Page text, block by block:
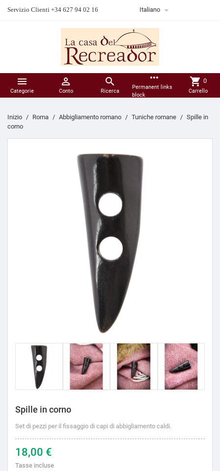
Servizio Clienti +34 627 94 02 16 Italiano 

Categorie

Conto

Ricerca
more_horiz
Permanent links
block
shopping_cart 0
Carrello
Inizio Roma Abbigliamento romano Tuniche romane
Spille in
corno
Spille in corno
Set di pezzi per il fissaggio di capi di abbigliamento caldi.
18,00 €
Tasse incluse